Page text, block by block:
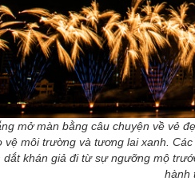
mở màn bằng câu chuyện về vẻ
vệ môi trường và tương lai xanh.
dắt khán giả đi từ sự ngưỡng mộ
hành